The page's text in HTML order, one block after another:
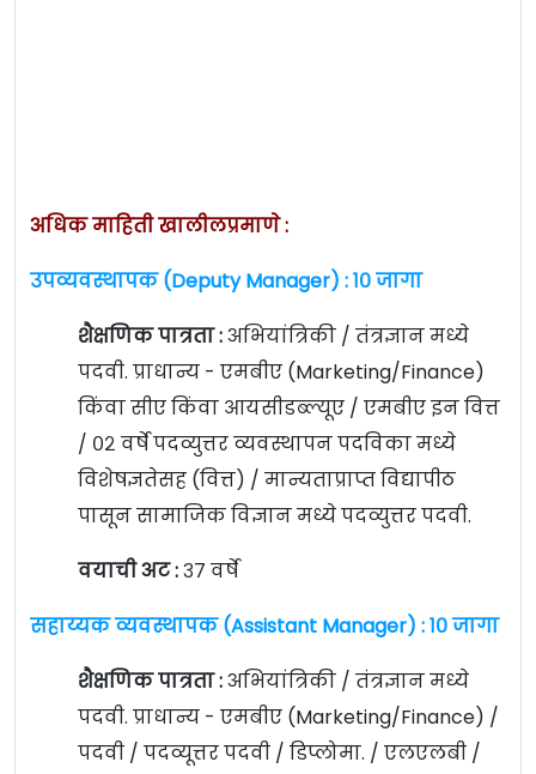
अधिक माहिती खालीलप्रमाणे :
उपव्यवस्थापक (Deputy Manager) : १० जागा
शैक्षणिक पात्रता :अभियांत्रिकी / तंत्रज्ञान मध्ये
पदवी. प्राधान्य - एमबीए (Marketing/Finance)
किंवा सीए किंवा आयसीडब्ल्यूए / एमबीए इन वित्त
/ ०२ वर्षे पदव्युत्तर व्यवस्थापन पदविका मध्ये
विशेषज्ञतेसह (वित्त) / मान्यताप्राप्त विद्यापीठ
पासून सामाजिक विज्ञान मध्ये पदव्युत्तर पदवी.
वयाची अट :३७ वर्षे
सहाय्यक व्यवस्थापक (Assistant Manager) : १० जागा
शैक्षणिक पात्रता :अभियांत्रिकी / तंत्रज्ञान मध्ये
पदवी. प्राधान्य - एमबीए (Marketing/Finance) /
पदवी / पदव्यूत्तर पदवी / डिप्लोमा. / एलएलबी /